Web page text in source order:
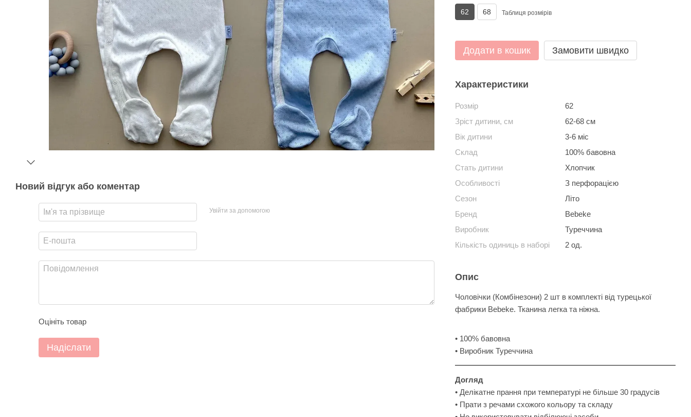
Новий відгук або коментар
Увійти за допомогою
Оцініть товар
Надіслати
62 68 Таблиця розмірів
Додати в кошик Замовити швидко
Характеристики
Розмір
62
Зріст дитини, см
62-68 см
Вік дитини
3-6 міс
Склад
100% бавовна
Стать дитини
Хлопчик
Особливості
З перфорацією
Сезон
Літо
Бренд
Bebeke
Виробник
Туреччина
Кількість одиниць в наборі
2 од.
Опис
Чоловічки (Комбінезони) 2 шт в комплекті від турецької
фабрики Bebeke. Тканина легка та ніжна.
• 100% бавовна
• Виробник Туреччина
Догляд
• Делікатне прання при температурі не більше 30 градусів
• Прати з речами схожого кольору та складу